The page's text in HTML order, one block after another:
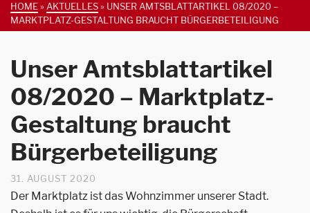
HOME» AKTUELLES» UNSER AMTSBLATTARTIKEL 08/2020 –
MARKTPLATZ-GESTALTUNG BRAUCHT BÜRGERBETEILIGUNG
Unser Amtsblattartikel
08/2020 – Marktplatz-
Gestaltung braucht
Bürgerbeteiligung
31. AUGUST 2020
Der Marktplatz ist das Wohnzimmer unserer Stadt.